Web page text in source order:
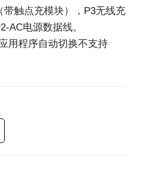
带触点充模块），P3无线充
AC电源数据线。
用程序自动切换不支持